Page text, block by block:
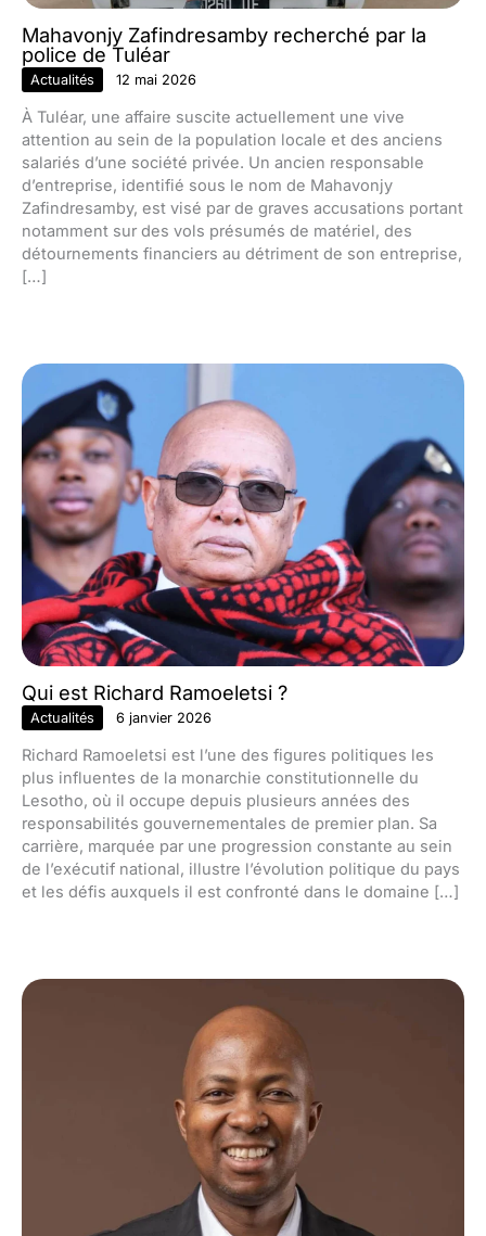
Mahavonjy Zafindresamby recherché par la
police de Tuléar
Actualités 12 mai 2026
À Tuléar, une affaire suscite actuellement une vive
attention au sein de la population locale et des anciens
salariés d’une société privée. Un ancien responsable
d’entreprise, identifié sous le nom de Mahavonjy
Zafindresamby, est visé par de graves accusations portant
notamment sur des vols présumés de matériel, des
détournements financiers au détriment de son entreprise,
[…]
Qui est Richard Ramoeletsi ?
Actualités 6 janvier 2026
Richard Ramoeletsi est l’une des figures politiques les
plus influentes de la monarchie constitutionnelle du
Lesotho, où il occupe depuis plusieurs années des
responsabilités gouvernementales de premier plan. Sa
carrière, marquée par une progression constante au sein
de l’exécutif national, illustre l’évolution politique du pays
et les défis auxquels il est confronté dans le domaine […]